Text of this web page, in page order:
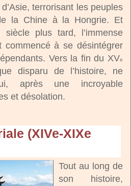
terrorisant les peuples
la Chine à la Hongrie. Et
siècle plus tard, l’immense
commencé à se désintégrer
Vers la fin du XVe
disparu de l’histoire, ne
après une incroyable
et désolation.
(XIVe-XIXe
Tout au long de
son histoire,